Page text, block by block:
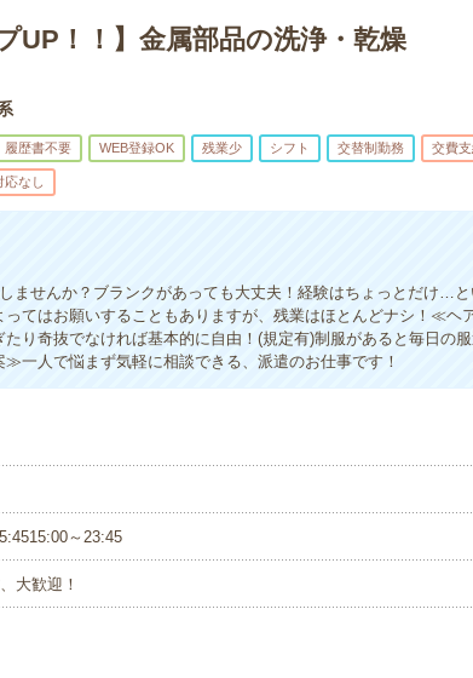
UP！！】金属部品の洗浄・乾燥
履歴書不要 WEB登録OK 残業少 シフト 交替制勤務 交費
応なし
せんか？ブランクがあっても大丈夫！経験はちょっとだけ…と
てはお願いすることもありますが、残業はほとんどナシ！≪ヘ
り奇抜でなければ基本的に自由！(規定有)制服があると毎日の
一人で悩まず気軽に相談できる、派遣のお仕事です！
～23:45
大歓迎！